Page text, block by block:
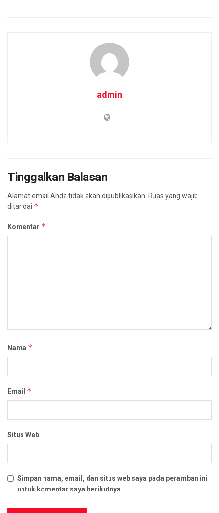
admin
Tinggalkan Balasan
Alamat email Anda tidak akan dipublikasikan. Ruas yang wajib
ditandai *
Komentar *
Nama *
Email *
Situs Web
Simpan nama, email, dan situs web saya pada peramban ini
untuk komentar saya berikutnya.